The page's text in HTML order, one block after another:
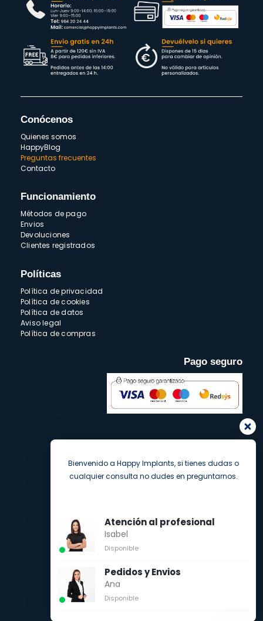
Conócenos
Quienes somos
HappyBlog
Preguntas frecuentes
Contacto
Funcionamiento
Métodos de pago
Envios
Devoluciones
Clientes registrados
Políticas
Política de privacidad
Política de cookies
Política de datos
Aviso legal
Política de compras
Pago seguro
Bienvenido a Happy Implants, si tienes dudas o
cualquier consulta no dudes en preguntarnos.
Atención al profesional
Isabel
Disponible
Pedidos y Envios
Ana
Disponible